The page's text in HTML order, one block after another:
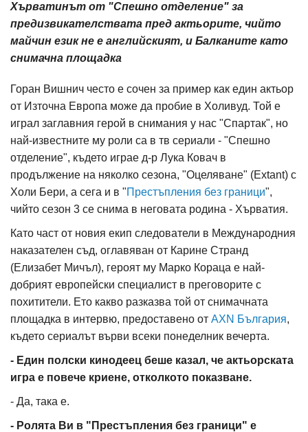
Хърватинът от "Спешно отделение" за
предизвикателствата пред актьорите, чийто
майчин език не е английският, и Балканите като
снимачна площадка
Горан Вишнич често е сочен за пример как един актьор
от Източна Европа може да пробие в Холивуд. Той е
играл заглавния герой в снимания у нас "Спартак", но
най-известните му роли са в тв сериали - "Спешно
отделение", където играе д-р Лука Ковач в
продължение на няколко сезона, "Оцеляване" (Extant) с
Холи Бери, а сега и в "Престъпления без граници",
чийто сезон 3 се снима в неговата родина - Хърватия.
Като част от новия екип следователи в Международния
наказателен съд, оглавяван от Карине Странд
(Елизабет Мичъл), героят му Марко Кораца е най-
добрият европейски специалист в преговорите с
похитители. Ето какво разказва той от снимачната
площадка в интервю, предоставено от AXN България,
където сериалът върви всеки понеделник вечерта.
- Един полски кинодеец беше казал, че актьорската
игра е повече криене, отколкото показване.
- Да, така е.
- Ролята Ви в "Престъпления без граници" е